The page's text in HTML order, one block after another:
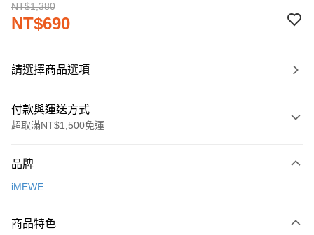
NT$1,380
NT$690
請選擇商品選項
付款與運送方式
超取滿NT$1,500免運
信用卡一次付款
LINE Pay
品牌
iMEWE
商品特色